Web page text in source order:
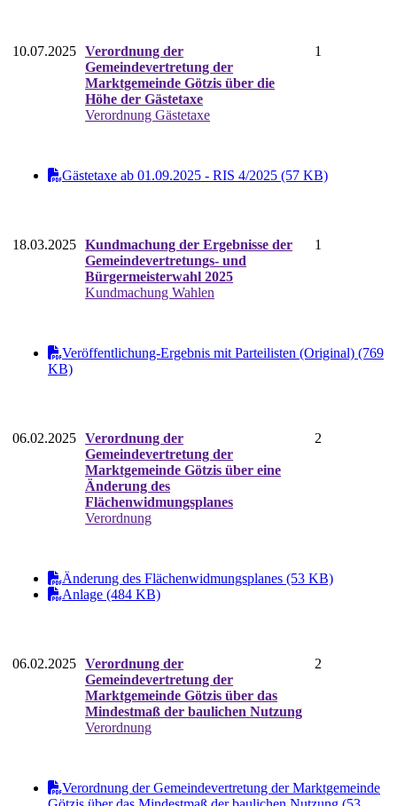
10.07.2025 Verordnung der
Gemeindevertretung der
Marktgemeinde Götzis über die
Höhe der Gästetaxe
Verordnung Gästetaxe
1
Gästetaxe ab 01.09.2025 - RIS 4/2025 (57 KB)
18.03.2025 Kundmachung der Ergebnisse der
Gemeindevertretungs- und
Bürgermeisterwahl 2025
Kundmachung Wahlen
1
Veröffentlichung-Ergebnis mit Parteilisten (Original) (769
KB)
06.02.2025 Verordnung der
Gemeindevertretung der
Marktgemeinde Götzis über eine
Änderung des
Flächenwidmungsplanes
Verordnung
2
Änderung des Flächenwidmungsplanes (53 KB)
Anlage (484 KB)
06.02.2025 Verordnung der
Gemeindevertretung der
Marktgemeinde Götzis über das
Mindestmaß der baulichen Nutzung
Verordnung
2
Verordnung der Gemeindevertretung der Marktgemeinde